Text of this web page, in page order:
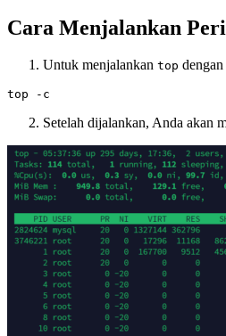
Cara Menjalankan
Untuk menjalankan top
Setelah dijalankan, Anda akan